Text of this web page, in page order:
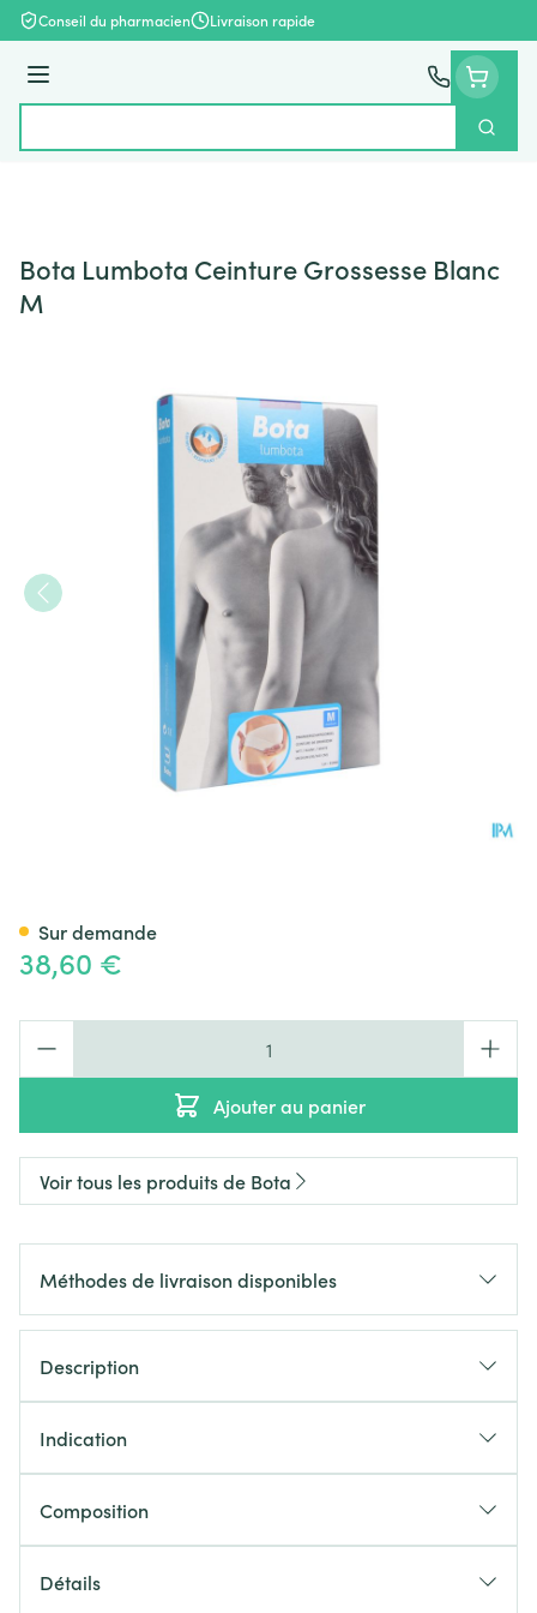
Aller au contenu
Conseil du pharmacien Livraison rapide
Menu
Bota Lumbota Ceinture Grossesse Blanc
M
38,60 €
Ajouter au panier
Sur demande
Voir tous les produits de Bota
Méthodes de livraison disponibles
Description
Indication
Composition
Détails